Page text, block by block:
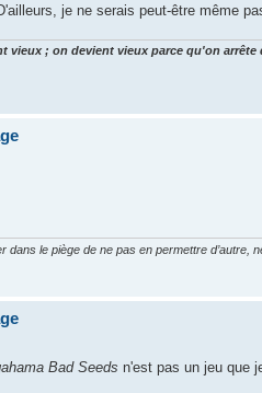
je ne serais peut-être même
vieux ; on devient vieux parce qu'on arrête
le piège de ne pas en permettre d’autre,
Bad Seeds n'est pas un jeu que